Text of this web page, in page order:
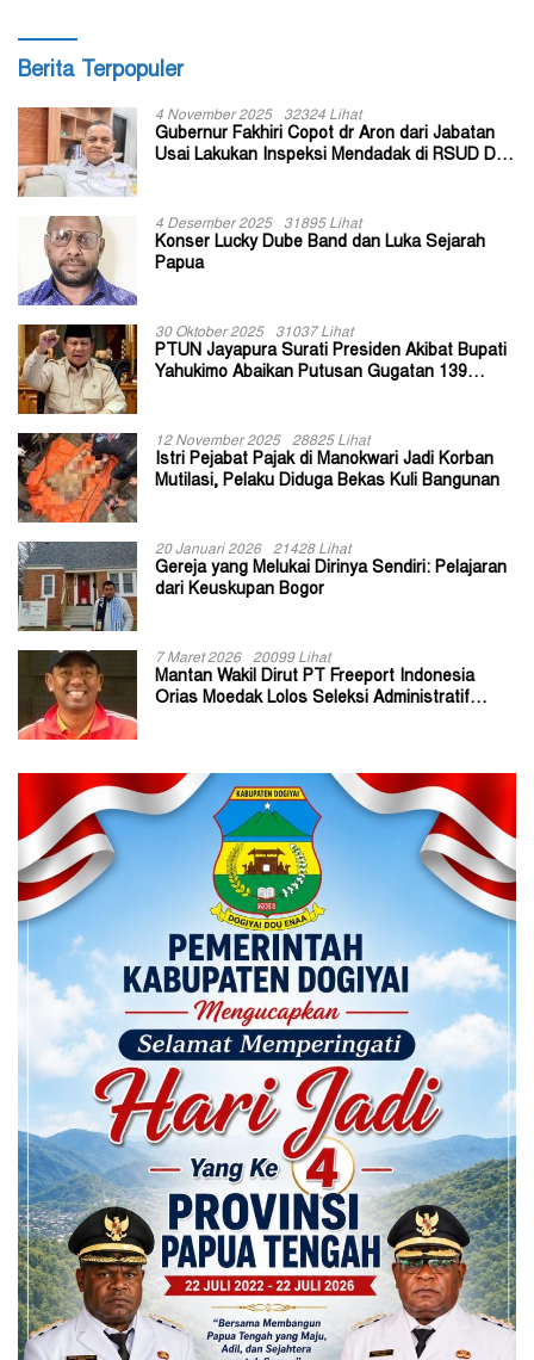
Berita Terpopuler
4 November 2025 32324 Lihat
Gubernur Fakhiri Copot dr Aron dari Jabatan
Usai Lakukan Inspeksi Mendadak di RSUD Dok
4 Desember 2025 31895 Lihat
Konser Lucky Dube Band dan Luka Sejarah
Papua
30 Oktober 2025 31037 Lihat
PTUN Jayapura Surati Presiden Akibat Bupati
Yahukimo Abaikan Putusan Gugatan 139
12 November 2025 28825 Lihat
Istri Pejabat Pajak di Manokwari Jadi Korban
Mutilasi, Pelaku Diduga Bekas Kuli Bangunan
20 Januari 2026 21428 Lihat
Gereja yang Melukai Dirinya Sendiri: Pelajaran
dari Keuskupan Bogor
7 Maret 2026 20099 Lihat
Mantan Wakil Dirut PT Freeport Indonesia
Orias Moedak Lolos Seleksi Administratif